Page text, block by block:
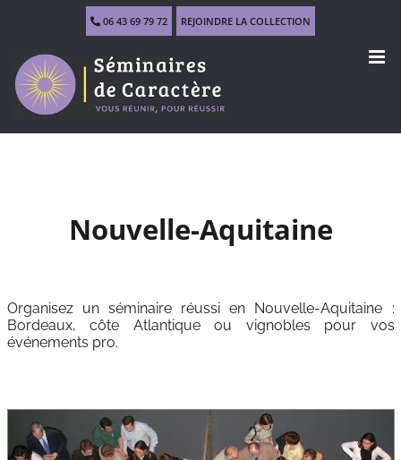
06 43 69 79 72 REJOINDRE LA COLLECTION
Nouvelle-Aquitaine
Organisez un séminaire réussi en Nouvelle-Aquitaine :
Bordeaux, côte Atlantique ou vignobles pour vos
événements pro.